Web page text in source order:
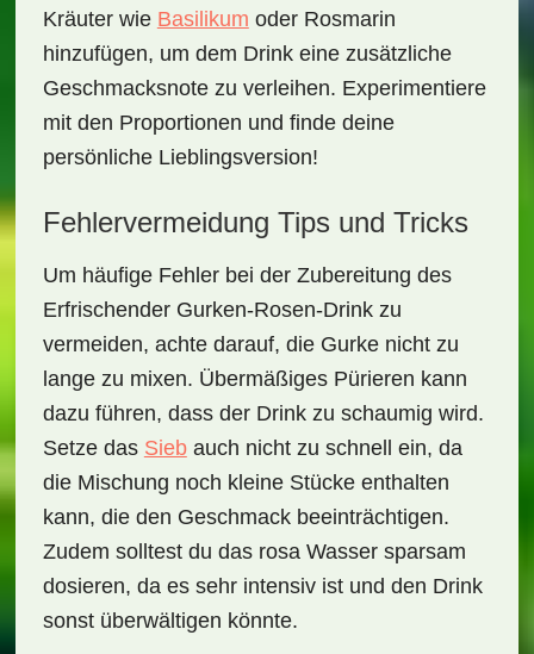
Kräuter wie Basilikum oder Rosmarin
hinzufügen, um dem Drink eine zusätzliche
Geschmacksnote zu verleihen. Experimentiere
mit den Proportionen und finde deine
persönliche Lieblingsversion!
Fehlervermeidung Tips und Tricks
Um häufige Fehler bei der Zubereitung des
Erfrischender Gurken-Rosen-Drinkzu
vermeiden, achte darauf, die Gurke nicht zu
lange zu mixen. Übermäßiges Pürieren kann
dazu führen, dass der Drink zu schaumig wird.
Setze das Siebauch nicht zu schnell ein, da
die Mischung noch kleine Stücke enthalten
kann, die den Geschmack beeinträchtigen.
Zudem solltest du das rosa Wasser sparsam
dosieren, da es sehr intensiv ist und den Drink
sonst überwältigen könnte.